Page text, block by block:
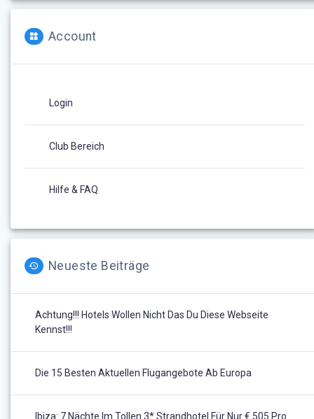
Account
Login
Club Bereich
Hilfe & FAQ
Neueste Beiträge
Achtung!!! Hotels Wollen Nicht Das Du Diese Webseite
Kennst!!!
Die 15 Besten Aktuellen Flugangebote Ab Europa
Ibiza: 7 Nächte Im Tollen 3* Strandhotel Für Nur € 505 Pro